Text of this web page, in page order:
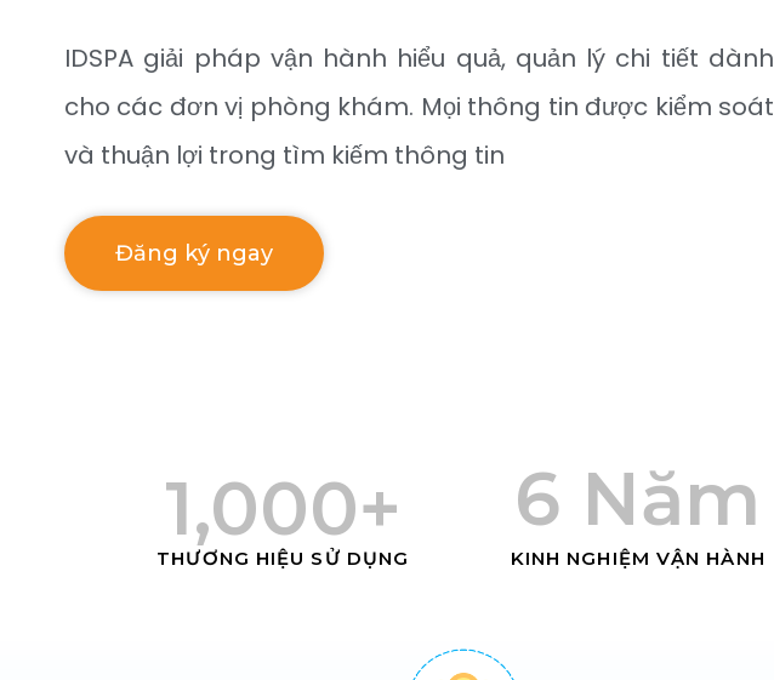
IDSPA giải pháp vận hành hiểu quả, quản lý chi tiết dành
cho các đơn vị phòng khám. Mọi thông tin được kiểm soát
và thuận lợi trong tìm kiếm thông tin
Đăng ký ngay
1,000+
THƯƠNG HIỆU SỬ DỤNG
6 Năm
KINH NGHIỆM VẬN HÀNH